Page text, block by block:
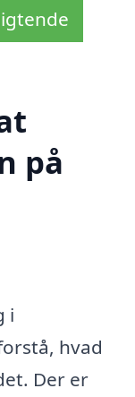
på
i
hvad
Der er